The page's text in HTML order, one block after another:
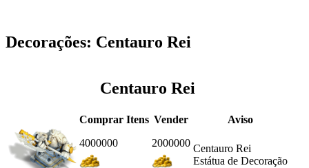
Decorações: Centauro Rei
Centauro Rei
Comprar Itens Vender
Aviso
4000000
2000000 Centauro Rei
Estátua de Decoração